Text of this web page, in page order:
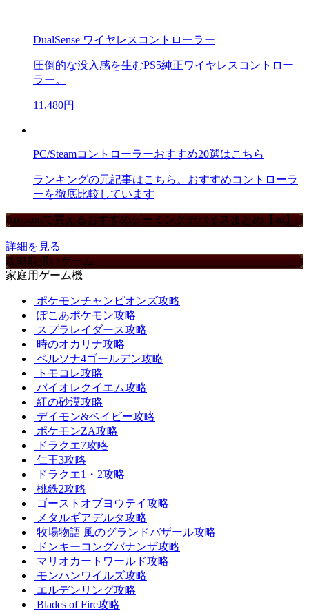
DualSense ワイヤレスコントローラー
圧倒的な没入感を生むPS5純正ワイヤレスコントロー
ラー。
11,480円
PC/Steamコントローラーおすすめ20選はこちら
ランキングの元記事はこちら。おすすめコントローラ
ーを徹底比較しています
Amazonで買えるおすすめゲーミングデバイスまとめ【ad】
詳細を見る
攻略取扱いゲーム
家庭用ゲーム機
ポケモンチャンピオンズ攻略
ぽこあポケモン攻略
スプラレイダース攻略
時のオカリナ攻略
ペルソナ4ゴールデン攻略
トモコレ攻略
バイオレクイエム攻略
紅の砂漠攻略
デイモン&ベイビー攻略
ポケモンZA攻略
ドラクエ7攻略
仁王3攻略
ドラクエ1・2攻略
桃鉄2攻略
ゴーストオブヨウテイ攻略
メタルギアデルタ攻略
牧場物語 風のグランドバザール攻略
ドンキーコングバナンザ攻略
マリオカートワールド攻略
モンハンワイルズ攻略
エルデンリング攻略
Blades of Fire攻略